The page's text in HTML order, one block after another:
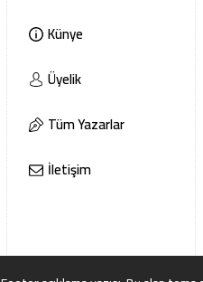
Künye
Üyelik
Tüm Yazarlar
İletişim